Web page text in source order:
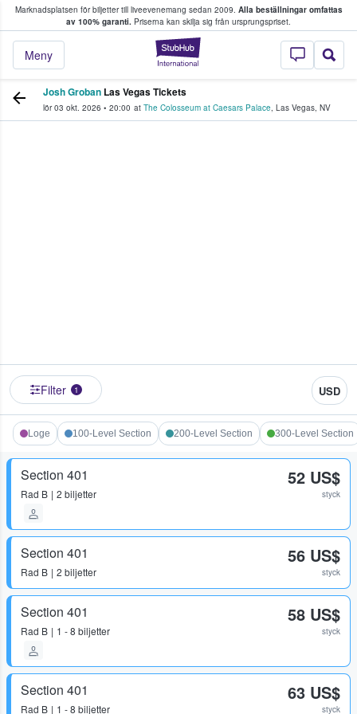
Marknadsplatsen för biljetter till liveevenemang sedan 2009. Alla beställningar omfattas
av 100% garanti. Priserna kan skilja sig från ursprungspriset.
StubHub – där
Meny
köper och säljer biljetter.
Josh Groban Las Vegas Tickets
lör 03 okt. 2026 • 20:00 at The Colosseum at Caesars Palace, Las Vegas, NV
Filter 1 USD
Loge 100-Level Section 200-Level Section 300-Level Section
Section 401
Rad B 2 biljetter
52 US$
styck
Section 401
Rad B 2 biljetter
56 US$
styck
Section 401
Rad B 1 - 8 biljetter
58 US$
styck
Section 401
Rad B 1 - 8 biljetter
63 US$
styck